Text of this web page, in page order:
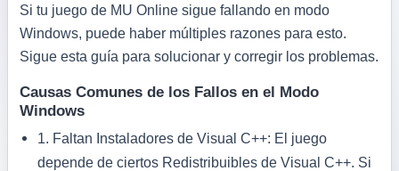
Si tu juego de MU Online sigue fallando en modo
Windows, puede haber múltiples razones para esto.
Sigue esta guía para solucionar y corregir los problemas.
Causas Comunes de los Fallos en el Modo
Windows
1. Faltan Instaladores de Visual C++: El juego
depende de ciertos Redistribuibles de Visual C++. Si